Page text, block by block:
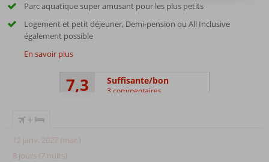
Parc aquatique super amusant pour les plus petits
Logement et petit déjeuner, Demi-pension ou All Inclusive
également possible
En savoir plus
7,3 Suffisante/bon
3 commentaires
+
12 janv. 2027 (mar.)
8 jours (7 nuits)